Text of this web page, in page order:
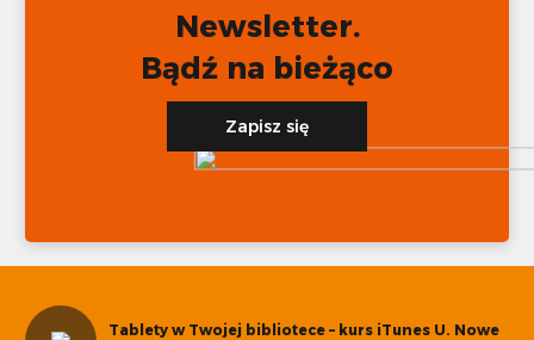
Newsletter.
Bądź na bieżąco
Zapisz się
Tablety w Twojej bibliotece – kurs iTunes U. Nowe